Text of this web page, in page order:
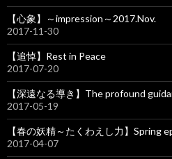
【心象】～impression～2017.Nov.
2017-11-30
【追悼】Rest in Peace
2017-07-20
【深遠なる導き】The profound
2017-05-19
【春の妖精～たくわえし力】Spring
2017-04-07